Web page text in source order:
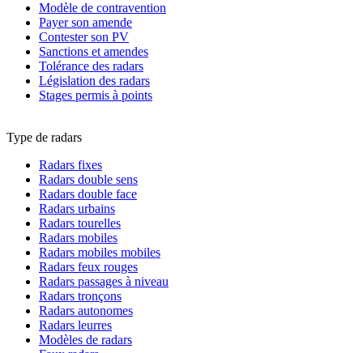
Modèle de contravention
Payer son amende
Contester son PV
Sanctions et amendes
Tolérance des radars
Législation des radars
Stages permis à points
Type de radars
Radars fixes
Radars double sens
Radars double face
Radars urbains
Radars tourelles
Radars mobiles
Radars mobiles mobiles
Radars feux rouges
Radars passages à niveau
Radars tronçons
Radars autonomes
Radars leurres
Modèles de radars